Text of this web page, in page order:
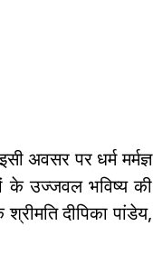
अवसर पर धर्म मर्मज्ञ
के उज्जवल भविष्य की
दीपिका पांडेय,